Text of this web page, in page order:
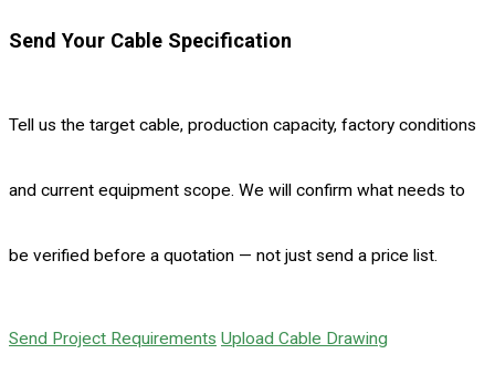
Send Your Cable Specification
Tell us the target cable, production capacity, factory conditions
and current equipment scope. We will confirm what needs to
be verified before a quotation — not just send a price list.
Send Project Requirements Upload Cable Drawing